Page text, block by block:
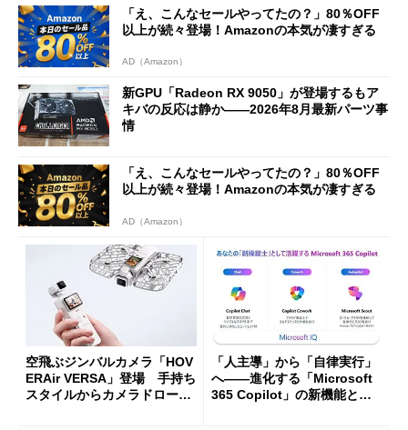
「え、こんなセールやってたの？」80％OFF
以上が続々登場！Amazonの本気が凄すぎる
AD（Amazon）
新GPU「Radeon RX 9050」が登場するもア
キバの反応は静か――2026年8月最新パーツ事
情
「え、こんなセールやってたの？」80％OFF
以上が続々登場！Amazonの本気が凄すぎる
AD（Amazon）
空飛ぶジンバルカメラ「HOV
ERAir VERSA」登場 手持ち
スタイルからカメラドローン
「人主導」から「自律実行」
へ――進化する「Microsoft
365 Copilot」の新機能とエ